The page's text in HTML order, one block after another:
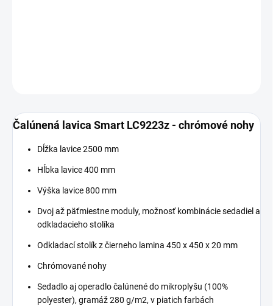
Čalúnená lavica Smart LC9223z - chrómové nohy
Dĺžka lavice 2500 mm
Hĺbka lavice 400 mm
Výška lavice 800 mm
Dvoj až päťmiestne moduly, možnosť kombinácie sedadiel a
odkladacieho stolíka
Odkladací stolík z čierneho lamina 450 x 450 x 20 mm
Chrómované nohy
Sedadlo aj operadlo čalúnené do mikroplyšu (100%
polyester), gramáž 280 g/m2, v piatich farbách